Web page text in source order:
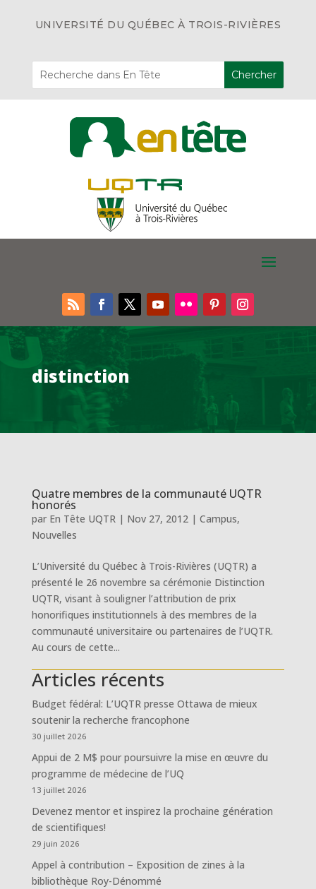
UNIVERSITÉ DU QUÉBEC À TROIS-RIVIÈRES
distinction
Quatre membres de la communauté UQTR
honorés
par En Tête UQTR| Nov 27, 2012| Campus,
Nouvelles
L’Université du Québec à Trois-Rivières (UQTR) a
présenté le 26 novembre sa cérémonie Distinction
UQTR, visant à souligner l’attribution de prix
honorifiques institutionnels à des membres de la
communauté universitaire ou partenaires de l’UQTR.
Au cours de cette...
Articles récents
Budget fédéral: L’UQTR presse Ottawa de mieux
soutenir la recherche francophone
30 juillet 2026
Appui de 2 M$ pour poursuivre la mise en œuvre du
programme de médecine de l’UQ
13 juillet 2026
Devenez mentor et inspirez la prochaine génération
de scientifiques!
29 juin 2026
Appel à contribution – Exposition de zines à la
bibliothèque Roy-Dénommé